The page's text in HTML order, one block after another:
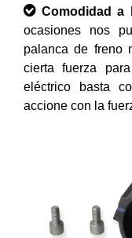
Comodidad a
ocasiones nos
palanca de freno
cierta fuerza
eléctrico basta
accione con la